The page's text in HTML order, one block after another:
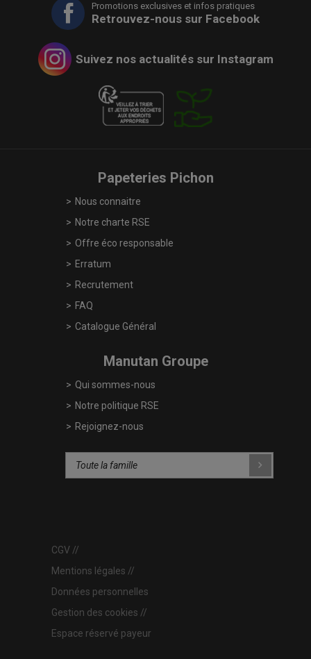
Promotions exclusives et infos pratiques
Retrouvez-nous sur Facebook
Suivez nos actualités sur Instagram
Papeteries Pichon
Nous connaitre
Notre charte RSE
Offre éco responsable
Erratum
Recrutement
FAQ
Catalogue Général
Manutan Groupe
Qui sommes-nous
Notre politique RSE
Rejoignez-nous
CGV
Mentions légales
Données personnelles
Gestion des cookies
Espace réservé payeur